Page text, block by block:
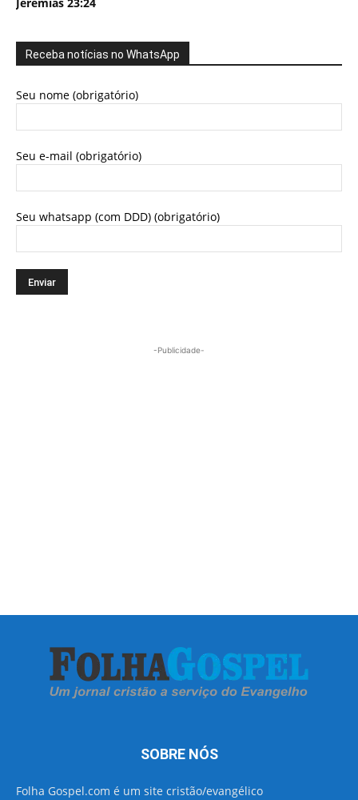
Receba notícias no WhatsApp
Seu nome (obrigatório)
Seu e-mail (obrigatório)
Seu whatsapp (com DDD) (obrigatório)
-Publicidade-
SOBRE NÓS
Folha Gospel.com é um site cristão/evangélico